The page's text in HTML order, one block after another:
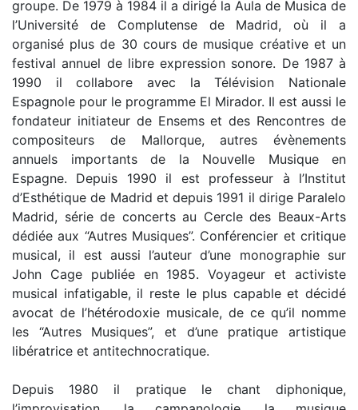
groupe. De 1979 à 1984 il a dirigé la Aula de Musica de
l’Université de Complutense de Madrid, où il a
organisé plus de 30 cours de musique créative et un
festival annuel de libre expression sonore. De 1987 à
1990 il collabore avec la Télévision Nationale
Espagnole pour le programme El Mirador. Il est aussi le
fondateur initiateur de Ensems et des Rencontres de
compositeurs de Mallorque, autres évènements
annuels importants de la Nouvelle Musique en
Espagne. Depuis 1990 il est professeur à l’Institut
d’Esthétique de Madrid et depuis 1991 il dirige Paralelo
Madrid, série de concerts au Cercle des Beaux-Arts
dédiée aux “Autres Musiques”. Conférencier et critique
musical, il est aussi l’auteur d’une monographie sur
John Cage publiée en 1985. Voyageur et activiste
musical infatigable, il reste le plus capable et décidé
avocat de l’hétérodoxie musicale, de ce qu’il nomme
les “Autres Musiques”, et d’une pratique artistique
libératrice et antitechnocratique.
Depuis 1980 il pratique le chant diphonique,